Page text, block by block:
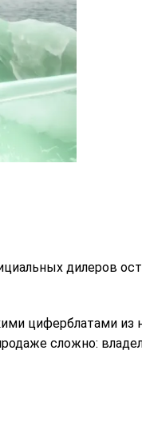
дилеров
циферблатами из
сложно: